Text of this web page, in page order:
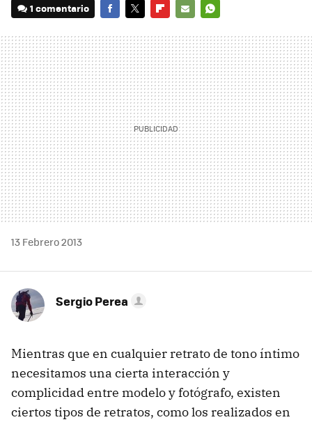
1 comentario
MAIL
13 Febrero 2013
Sergio Perea
Mientras que en cualquier retrato de tono íntimo
necesitamos una cierta interacción y
complicidad entre modelo y fotógrafo, existen
ciertos tipos de retratos, como los realizados en